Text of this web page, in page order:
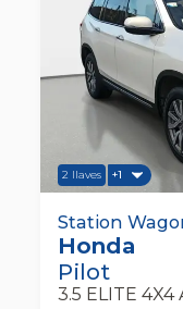
2 llaves +1
Honda Pilot
Wagon
Station
Honda
Pilot
3.5 ELITE 4X4